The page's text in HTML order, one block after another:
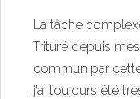
La tâche
Trituré depuis
commun par
j’ai toujours été